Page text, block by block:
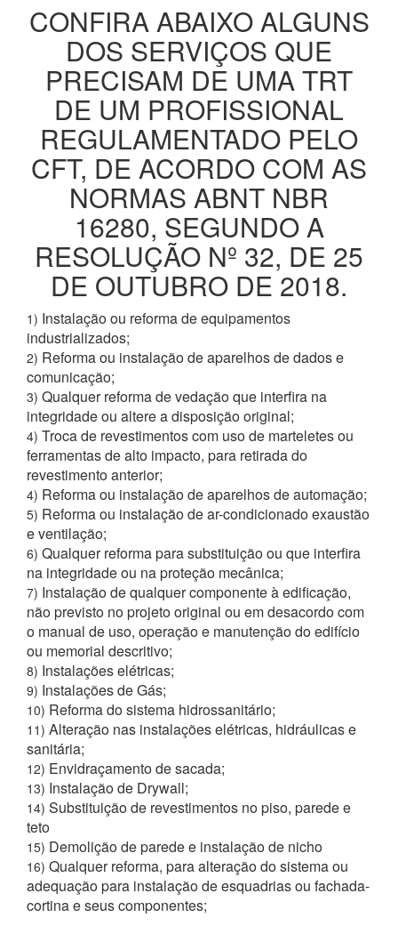
CONFIRA ABAIXO ALGUNS
DOS SERVIÇOS QUE
PRECISAM DE UMA TRT
DE UM PROFISSIONAL
REGULAMENTADO PELO
CFT, DE ACORDO COM AS
NORMAS ABNT NBR
16280, SEGUNDO A
RESOLUÇÃO Nº 32, DE 25
DE OUTUBRO DE 2018.
1) Instalação ou reforma de equipamentos
industrializados;
2) Reforma ou instalação de aparelhos de dados e
comunicação;
3) Qualquer reforma de vedação que interfira na
integridade ou altere a disposição original;
4) Troca de revestimentos com uso de marteletes ou
ferramentas de alto impacto, para retirada do
revestimento anterior;
4) Reforma ou instalação de aparelhos de automação;
5) Reforma ou instalação de ar-condicionado exaustão
e ventilação;
6) Qualquer reforma para substituição ou que interfira
na integridade ou na proteção mecânica;
7) Instalação de qualquer componente à edificação,
não previsto no projeto original ou em desacordo com
o manual de uso, operação e manutenção do edifício
ou memorial descritivo;
8) Instalações elétricas;
9) Instalações de Gás;
10) Reforma do sistema hidrossanitário;
11) Alteração nas instalações elétricas, hidráulicas e
sanitária;
12) Envidraçamento de sacada;
13) Instalação de Drywall;
14) Substituição de revestimentos no piso, parede e
teto
15) Demolição de parede e instalação de nicho
16) Qualquer reforma, para alteração do sistema ou
adequação para instalação de esquadrias ou fachada-
cortina e seus componentes;